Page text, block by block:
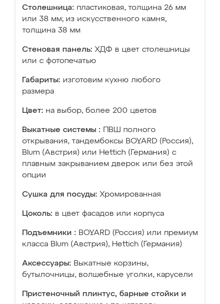
Столешница: пластиковая, толщина 26 мм
или 38 мм; из искусственного камня,
толщина 38 мм
Стеновая панель: ХДФ в цвет столешницы
или с фотопечатью
Габариты: изготовим кухню любого
размера
Цвет: на выбор, более 200 цветов
Выкатные системы :
ПВШ полного
открывания, тандембоксы BOYARD (Россия),
Blum (Австрия) или Hettich (Германия) с
плавным закрыванием дверок или без этой
опции
Сушка для посуды: Хромированная
Цоколь: в цвет фасадов или корпуса
Подъемники : BOYARD (Россия) или премиум
класса Blum (Австрия), Hettich (Германия)
Аксессуары: Выкатные корзины,
бутылочницы, волшебные уголки, карусели
Пристеночный плинтус, барные стойки и